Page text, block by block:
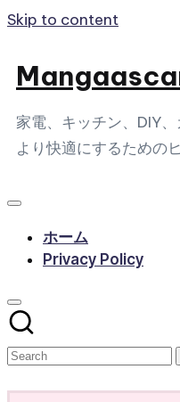
Skip to content
家電、キッチン、DIY
より快適にするための
ホーム
Privacy Policy